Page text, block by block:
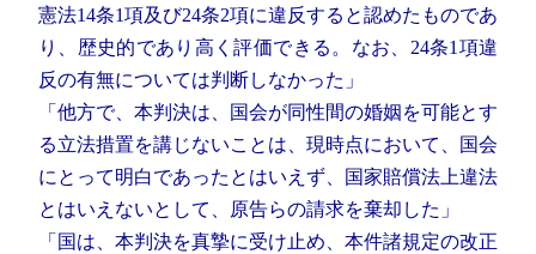
憲法14条1項及び24条2項に違反すると認めたものであ
り、歴史的であり高く評価できる。なお、24条1項違
反の有無については判断しなかった」
「他方で、本判決は、国会が同性間の婚姻を可能とす
る立法措置を講じないことは、現時点において、国会
にとって明白であったとはいえず、国家賠償法上違法
とはいえないとして、原告らの請求を棄却した」
「国は、本判決を真摯に受け止め、本件諸規定の改正